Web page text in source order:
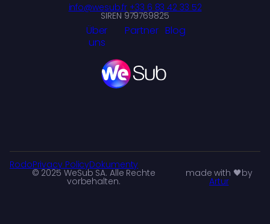
Über
uns
Partner Blog
info@wesub.fr +33 6 83 42 33 52
SIREN 979769825
RodoPrivacy PolicyDokumenty
© 2025 WeSub SA. Alle Rechte
vorbehalten.
made with 🖤by
Artur